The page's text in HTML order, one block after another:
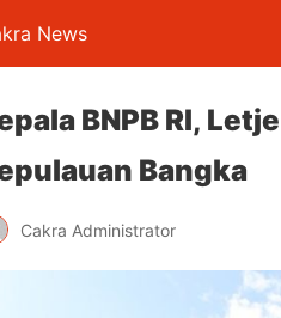
News
BNPB RI,
Bangka
Cakra Administrator